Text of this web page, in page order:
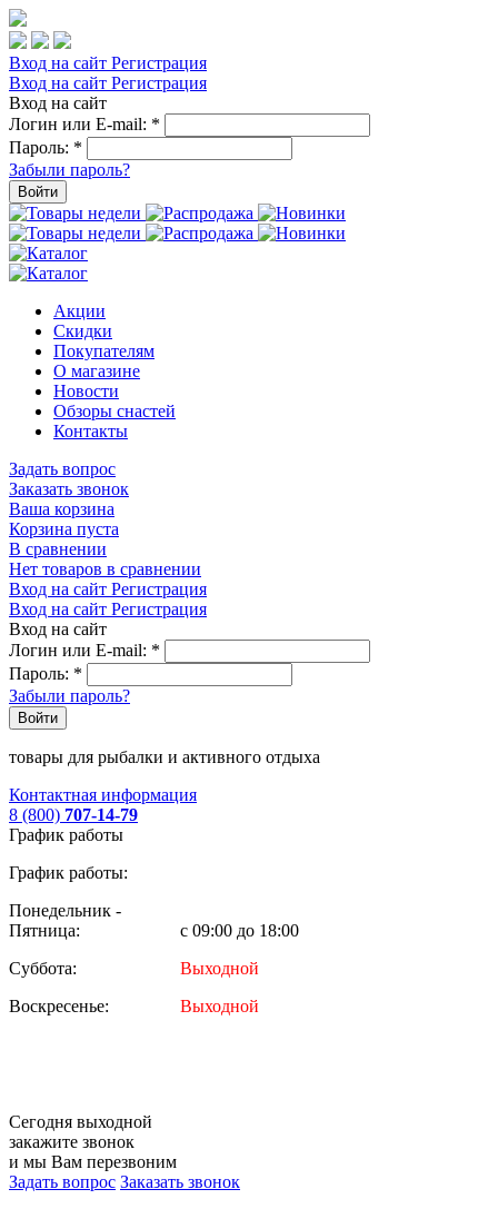
Вход на сайт Регистрация
Вход на сайт Регистрация
Вход на сайт
Логин или E-mail: *
Пароль: *
Забыли пароль?
Войти
Акции
Скидки
Покупателям
О магазине
Новости
Обзоры снастей
Контакты
Задать вопрос
Заказать звонок
Ваша корзина
Корзина пуста
В сравнении
Нет товаров в сравнении
Вход на сайт Регистрация
Вход на сайт Регистрация
Вход на сайт
Логин или E-mail: *
Пароль: *
Забыли пароль?
Войти
товары для рыбалки и активного отдыха
Контактная информация
8 (800) 707-14-79
График работы
График работы:
Понедельник -
Пятница:
с 09:00 до 18:00
Суббота:
Выходной
Воскресенье:
Выходной
Сегодня выходной
закажите звонок
и мы Вам перезвоним
Задать вопрос Заказать звонок